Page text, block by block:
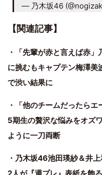
— 乃木坂46
【関連記事】
・「先輩が赤と言えば赤
に挑むもキャプテン梅澤美
で渋い結果に
・「他のチームだったら
5期生の贅沢な悩みをオズ
ように一刀両断
・乃木坂46池田瑛紗＆井
2人が『週プレ』表紙を飾る